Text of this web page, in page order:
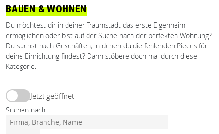
BAUEN & WOHNEN
Du möchtest dir in deiner Traumstadt das erste Eigenheim
ermöglichen oder bist auf der Suche nach der perfekten Wohnung?
Du suchst nach Geschäften, in denen du die fehlenden Pieces für
deine Einrichtung findest? Dann stöbere doch mal durch diese
Kategorie.
Jetzt geöffnet
Suchen nach